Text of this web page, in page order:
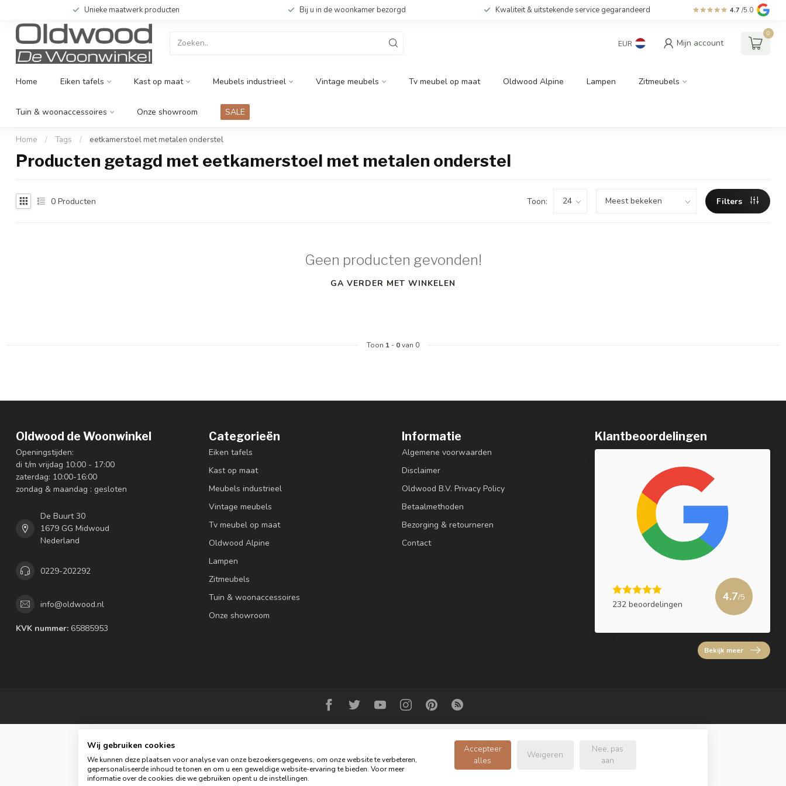
Unieke maatwerk producten Bij u in de woonkamer bezorgd Kwaliteit & uitstekende service gegarandeerd 4.7 /5.0
EUR Mijn account
0
Home Eiken tafels Kast op maat Meubels industrieel Vintage meubels Tv meubel op maat Oldwood Alpine Lampen Zitmeubels
Tuin & woonaccessoires Onze showroom SALE
Home / Tags / eetkamerstoel met metalen onderstel
Producten getagd met eetkamerstoel met metalen onderstel
0 Producten Toon: Filters
Geen producten gevonden!
GA VERDER MET WINKELEN
Toon 1 - 0van 0
Oldwood de Woonwinkel
Openingstijden:
di t/m vrijdag 10:00 - 17:00
zaterdag: 10:00-16:00
zondag & maandag : gesloten
De Buurt 30
1679 GG Midwoud
Nederland
0229-202292
info@oldwood.nl
KVK nummer: 65885953
Categorieën
Eiken tafels
Kast op maat
Meubels industrieel
Vintage meubels
Tv meubel op maat
Oldwood Alpine
Lampen
Zitmeubels
Tuin & woonaccessoires
Onze showroom
Informatie
Algemene voorwaarden
Disclaimer
Oldwood B.V. Privacy Policy
Betaalmethoden
Bezorging & retourneren
Contact
Klantbeoordelingen
232 beoordelingen
4.7/5
Bekijk meer
© Copyright 2026 Oldwood de Woonwinkel - Powered by
Wij gebruiken cookies
We kunnen deze plaatsen voor analyse van onze bezoekersgegevens, om onze website te verbeteren,
gepersonaliseerde inhoud te tonen en om u een geweldige website-ervaring te bieden. Voor meer
informatie over de cookies die we gebruiken opent u de instellingen.
Accepteer
alles
Weigeren
Nee, pas
aan